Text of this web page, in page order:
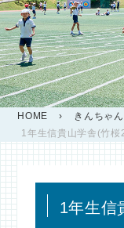
HOME › きんちゃ
1年生信貴山学舎(竹桜
1年生信